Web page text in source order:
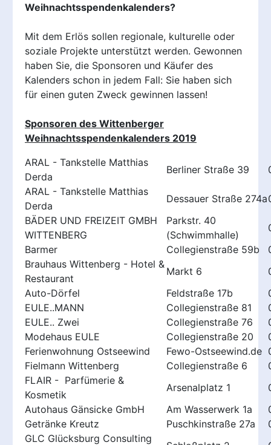
Weihnachtsspendenkalenders?
Mit dem Erlös sollen regionale, kulturelle oder
soziale Projekte unterstützt werden. Gewonnen
haben Sie, die Sponsoren und Käufer des
Kalenders schon in jedem Fall: Sie haben sich
für einen guten Zweck gewinnen lassen!
Sponsoren des Wittenberger
Weihnachtsspendenkalenders 2019
ARAL - Tankstelle Matthias
Derda
Berliner Straße 39
ARAL - Tankstelle Matthias
Derda
Dessauer Straße 274a
BÄDER UND FREIZEIT GMBH
WITTENBERG
Parkstr. 40
(Schwimmhalle)
Barmer
Collegienstraße 59b
Brauhaus Wittenberg - Hotel &
Restaurant
Markt 6
Auto-Dörfel
Feldstraße 17b
EULE..MANN
Collegienstraße 81
EULE.. Zwei
Collegienstraße 76
Modehaus EULE
Collegienstraße 20
Ferienwohnung Ostseewind
Fewo-Ostseewind.de
Fielmann Wittenberg
Collegienstraße 6
FLAIR - Parfümerie &
Kosmetik
Arsenalplatz 1
Autohaus Gänsicke GmbH
Am Wasserwerk 1a
Getränke Kreutz
Puschkinstraße 27a
GLC Glücksburg Consulting